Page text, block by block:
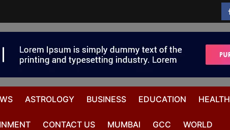
ASTROLOGY BUSINESS EDUCATION HEALTH
CONTACT US MUMBAI GCC WORLD